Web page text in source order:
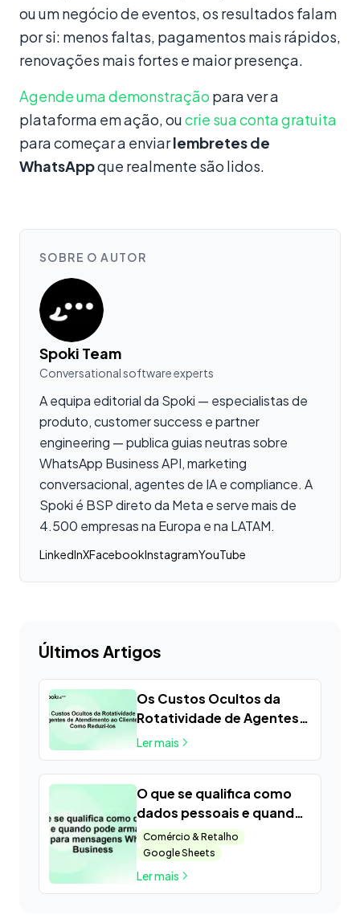
ou um negócio de eventos, os resultados falam
por si: menos faltas, pagamentos mais rápidos,
renovações mais fortes e maior presença.
Agende uma demonstração para ver a
plataforma em ação, oucrie sua conta gratuita
para começar a enviarlembretes de
WhatsAppque realmente são lidos.
SOBRE O AUTOR
Spoki Team
Conversational software experts
A equipa editorial da Spoki — especialistas de
produto, customer success e partner
engineering — publica guias neutras sobre
WhatsApp Business API, marketing
conversacional, agentes de IA e compliance. A
Spoki é BSP direto da Meta e serve mais de
4.500 empresas na Europa e na LATAM.
LinkedInXFacebookInstagramYouTube
Últimos Artigos
Os Custos Ocultos da
Rotatividade de Agentes
de Atendimento ao
Cliente e Como Reduzi-los
Ler mais
O que se qualifica como
dados pessoais e quando
pode armazená-los —
Guia para mensagens
WhatsApp Business
Comércio & Retalho
Google Sheets
Ler mais